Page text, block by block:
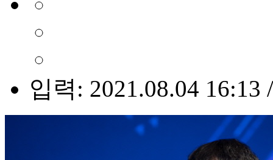
입력: 2021.08.04 16:13